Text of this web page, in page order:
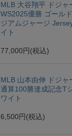
MLB 大谷翔平 ドジャ
WS2025優勝 ゴール
ジアムジャージ
イト
77,000円 (税込)
MLB 山本由伸 ドジャ
通算100勝達成記念T
ワイト
6,500円 (税込)